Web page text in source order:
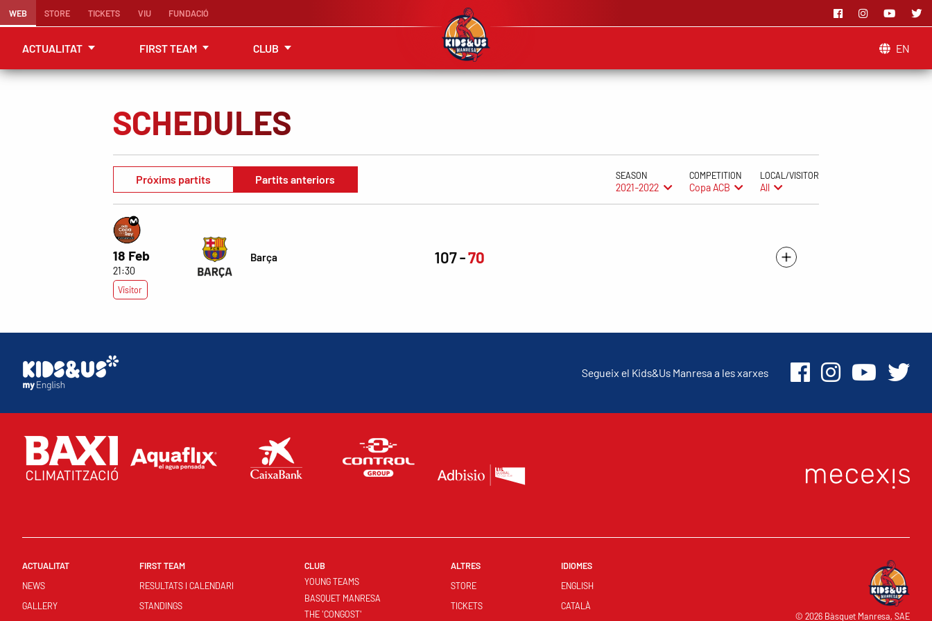
WEB STORE TICKETS VIU FUNDACIÓ
ACTUALITAT FIRST TEAM CLUB EN
SCHEDULES
Próxims partits Partits anteriors SEASON
2021-2022
COMPETITION
Copa ACB
LOCAL/VISITOR
All
18 Feb
21:30
Visitor
Barça 107 70
Segueix el Kids&Us Manresa a les xarxes
ACTUALITAT
NEWS
GALLERY
FIRST TEAM
RESULTATS I CALENDARI
STANDINGS
CLUB
YOUNG TEAMS
BASQUET MANRESA
THE 'CONGOST'
ALTRES
STORE
TICKETS
IDIOMES
ENGLISH
CATALÀ
© 2026 Bàsquet Manresa, SAE